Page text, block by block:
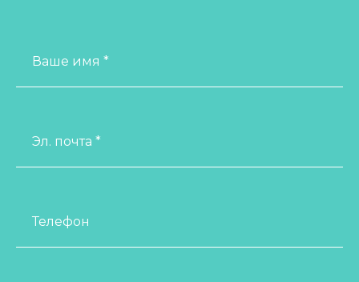
Ваше имя *
Эл. почта *
Телефон